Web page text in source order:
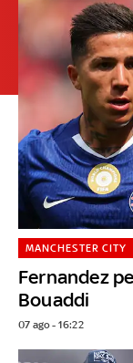
Fernandez
Bouaddi
MANCHESTER CITY
07 ago - 16:22